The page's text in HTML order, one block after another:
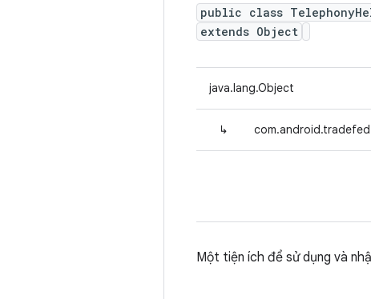
public class
extends Object
java.lang.Object
↳
Một tiện ích để sử dụng và